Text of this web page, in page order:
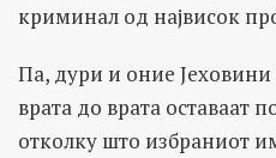
криминал од највисок
Па, дури и оние
врата до врата оставаат
отколку што избраниот